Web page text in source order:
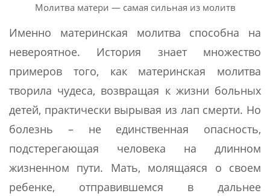
Молитва матери — самая сильная из молитв
Именно материнская молитва способна на
невероятное. История знает множество
примеров того, как материнская молитва
творила чудеса, возвращая к жизни больных
детей, практически вырывая из лап смерти. Но
болезнь – не единственная опасность,
подстерегающая человека на длинном
жизненном пути. Мать, молящаяся о своем
ребенке, отправившемся в дальнее